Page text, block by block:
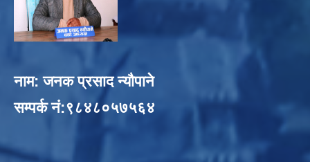
नाम: जनक प्रसाद न्यौपाने
सम्पर्क नं:९८४८०५७५६४